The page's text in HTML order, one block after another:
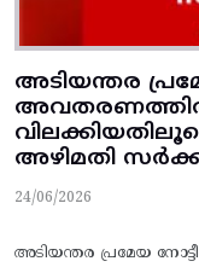
അടിയന്തര
അവതരണത്തില്‍
അഴിമതി
24/06/2026
അടിയന്തര പ്രമേയ